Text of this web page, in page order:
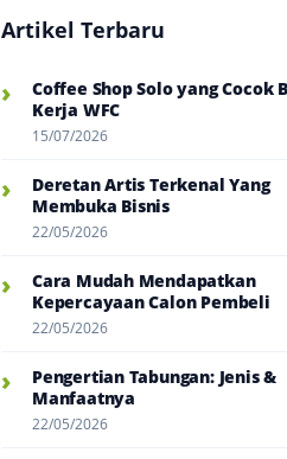
Artikel Terbaru
›
Coffee Shop Solo yang Cocok
Kerja WFC
15/07/2026
›
Deretan Artis Terkenal Yang
Membuka Bisnis
22/05/2026
›
Cara Mudah Mendapatkan
Kepercayaan Calon Pembeli
22/05/2026
›
Pengertian Tabungan: Jenis &
Manfaatnya
22/05/2026